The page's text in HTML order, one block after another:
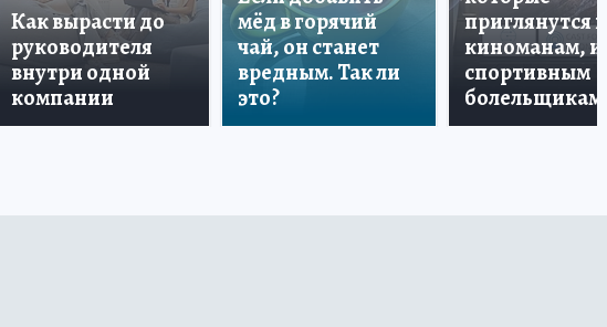
Как вырасти до
руководителя
внутри одной
компании
мёд в горячий
чай, он станет
вредным. Так ли
это?
приглянутся и
киноманам, и
спортивным
болельщикам